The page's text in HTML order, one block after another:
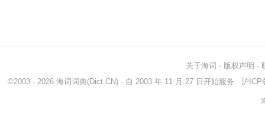
关于海词 - 版权声明 -
©2003 - 2026 海词词典(Dict.CN) - 自 2003 年 11 月 27 日开始服务 沪ICP